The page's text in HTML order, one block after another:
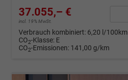
37.055,– €
incl. 19% MwSt.
Verbrauch kombiniert: 6,20 l/100km
CO2-Klasse: E
CO2-Emissionen: 141,00 g/km